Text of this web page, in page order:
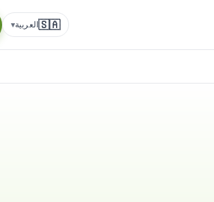
🇸🇦العربية▾